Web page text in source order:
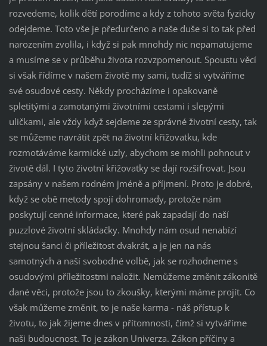
rozvedeme, kolik dětí porodíme a kdy z tohoto světa fyzicky
odejdeme. Toto vše je předurčeno a naše duše si to tak před
narozením zvolila, i když si pak mnohdy nic nepamatujeme
a musíme se v průběhu života rozvzpomenout. Spoustu věcí
si však řídíme v našem životě my sami, tudíž si vytváříme
své osudové cesty. Někdy procházíme i opakovaně
spletitými a zamotanými životními cestami i slepými
uličkami, ale vždy když sejdeme ze správné životní cesty, tak
se můžeme navrátit zpět na životní křižovatku, kde
rozmotáváme karmické uzly, abychom se mohli pohnout v
životě dál. I tyto životní křižovatky se dají rozšifrovat. Jsou
zapsány v našem rodném jméně a příjmení. Proto je dobré,
když se obě metody spojí dohromady, protože nám
poskytují cenné informace, které pak zapadají do naší
puzzlové životní skládačky. Mnohdy nám osud nenabízí
stejnou šanci či příležitost dvakrát, a je jen na nás
samotných a naší svobodné volbě, jak se rozhodneme s
osudovými příležitostmi naložit. Nemůžeme změnit zákonitě
dané věci, protože jsou to zkoušky, kterými máme projít. Co
však můžeme změnit, to je naše karma - náš přístup k
životu, to jak žijeme dnes v přítomnosti, čímž si vytváříme
naši budoucnost. To je zákon Univerza. Zákon příčiny a